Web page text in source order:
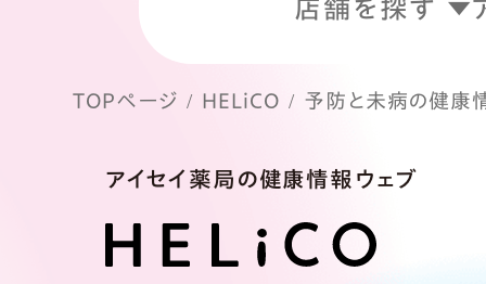
店舗を探す
TOPページ HELiCO 予防と未病の健康
アイセイ薬局の健康情報ウェブ